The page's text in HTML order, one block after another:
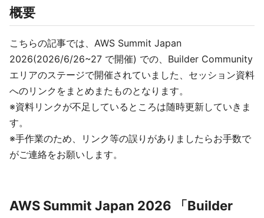
概要
こちらの記事では、AWS Summit Japan
2026(2026/6/26~27 で開催) での、Builder Community
エリアのステージで開催されていました、セッション資料
へのリンクをまとめまたものとなります。
※資料リンクが不足しているところは随時更新していきま
す。
※手作業のため、リンク等の誤りがありましたらお手数で
がご連絡をお願いします。
AWS Summit Japan 2026 「Builder